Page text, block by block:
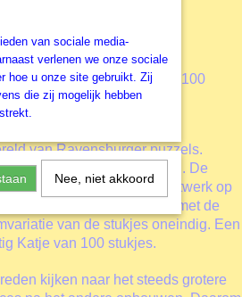
de Brandweerpuzzel met 100
van Ravensburger puzzels.
hun grootse vaardigheden. De
Het resultaat is een kunstwerk op
misstaat. Dankzij de met de
van de stukjes oneindig. Een
Katje van 100 stukjes.
kijken naar het steeds grotere
van sociale media-
verlenen we onze sociale
hoe u onze site gebruikt. Zij
die zij mogelijk hebben
Nee, niet akkoord